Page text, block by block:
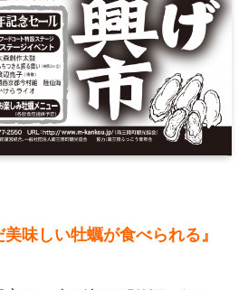
美味しい牡蠣が食べられる』